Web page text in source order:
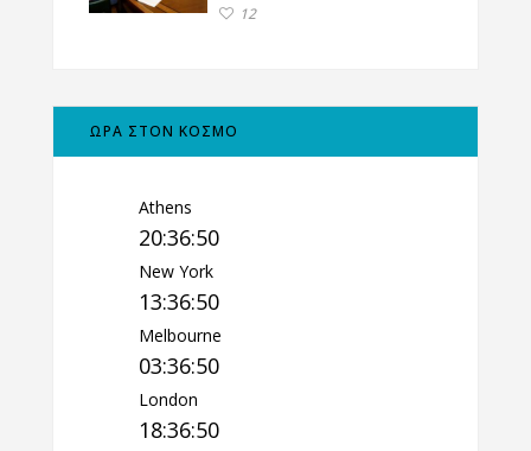
12
ΩΡΑ ΣΤΟΝ ΚΟΣΜΟ
Athens
20:36:51
New York
13:36:51
Melbourne
03:36:51
London
18:36:51